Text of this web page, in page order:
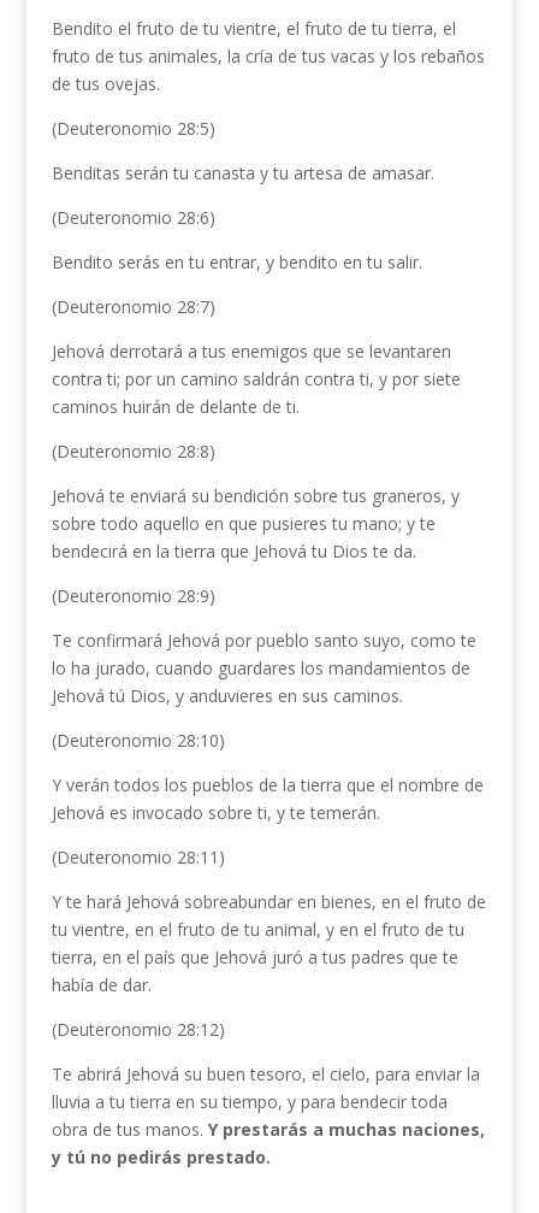
Bendito el fruto de tu vientre, el fruto de tu tierra, el
fruto de tus animales, la cría de tus vacas y los rebaños
de tus ovejas.
(Deuteronomio 28:5)
Benditas serán tu canasta y tu artesa de amasar.
(Deuteronomio 28:6)
Bendito serás en tu entrar, y bendito en tu salir.
(Deuteronomio 28:7)
Jehová derrotará a tus enemigos que se levantaren
contra ti; por un camino saldrán contra ti, y por siete
caminos huirán de delante de ti.
(Deuteronomio 28:8)
Jehová te enviará su bendición sobre tus graneros, y
sobre todo aquello en que pusieres tu mano; y te
bendecirá en la tierra que Jehová tu Dios te da.
(Deuteronomio 28:9)
Te confirmará Jehová por pueblo santo suyo, como te
lo ha jurado, cuando guardares los mandamientos de
Jehová tú Dios, y anduvieres en sus caminos.
(Deuteronomio 28:10)
Y verán todos los pueblos de la tierra que el nombre de
Jehová es invocado sobre ti, y te temerán.
(Deuteronomio 28:11)
Y te hará Jehová sobreabundar en bienes, en el fruto de
tu vientre, en el fruto de tu animal, y en el fruto de tu
tierra, en el país que Jehová juró a tus padres que te
había de dar.
(Deuteronomio 28:12)
Te abrirá Jehová su buen tesoro, el cielo, para enviar la
lluvia a tu tierra en su tiempo, y para bendecir toda
obra de tus manos. Y prestarás a muchas naciones,
y tú no pedirás prestado.